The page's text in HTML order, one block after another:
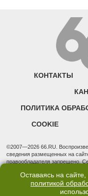
КОНТАКТЫ
ПОЛИТИКА
COOKIE
©2007—2026 66.RU.
сведения размещенных на
правообладателя запрещено.
надзору в сфере связи,
(Роскомнадзор).
Учредитель: Общество с
Оставаясь на
политикой